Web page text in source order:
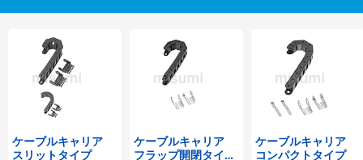
ケーブルキャリア
スリットタイプ
ケーブルキャリア
フラップ開閉タイ
ケーブルキャリア
コンパクトタイプ